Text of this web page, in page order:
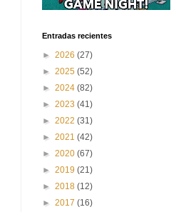
Entradas recientes
► 2026 (27)
► 2025 (52)
► 2024 (82)
► 2023 (41)
► 2022 (31)
► 2021 (42)
► 2020 (67)
► 2019 (21)
► 2018 (12)
► 2017 (16)